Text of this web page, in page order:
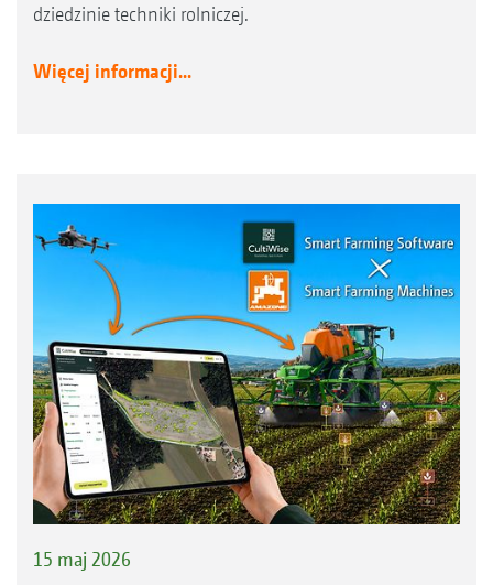
dziedzinie techniki rolniczej.
Więcej informacji...
15 maj 2026